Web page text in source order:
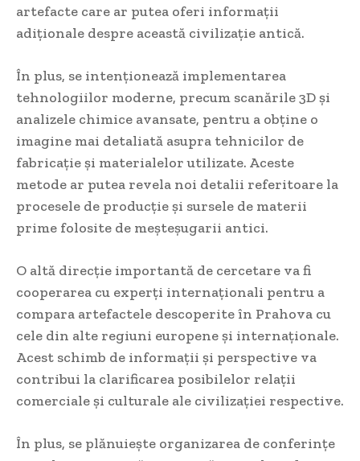
artefacte care ar putea oferi informații
adiționale despre această civilizație antică.
În plus, se intenționează implementarea
tehnologiilor moderne, precum scanările 3D și
analizele chimice avansate, pentru a obține o
imagine mai detaliată asupra tehnicilor de
fabricație și materialelor utilizate. Aceste
metode ar putea revela noi detalii referitoare la
procesele de producție și sursele de materii
prime folosite de meșteșugarii antici.
O altă direcție importantă de cercetare va fi
cooperarea cu experți internaționali pentru a
compara artefactele descoperite în Prahova cu
cele din alte regiuni europene și internaționale.
Acest schimb de informații și perspective va
contribui la clarificarea posibilelor relații
comerciale și culturale ale civilizației respective.
În plus, se plănuiește organizarea de conferințe